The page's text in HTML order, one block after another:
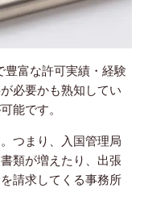
豊富な許可実績・経験
必要かも熟知してい
能です。
つまり、入国管理局
類が増えたり、出張
請求してくる事務所